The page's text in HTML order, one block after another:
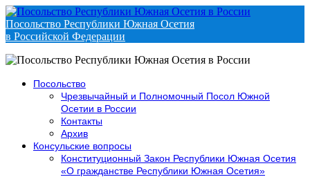
Посольство Республики Южная Осетия
в Российской Федерации
Посольство
Чрезвычайный и Полномочный Посол Южной
Осетии в России
Контакты
Архив
Консульские вопросы
Конституционный Закон Республики Южная Осетия
«О гражданстве Республики Южная Осетия»